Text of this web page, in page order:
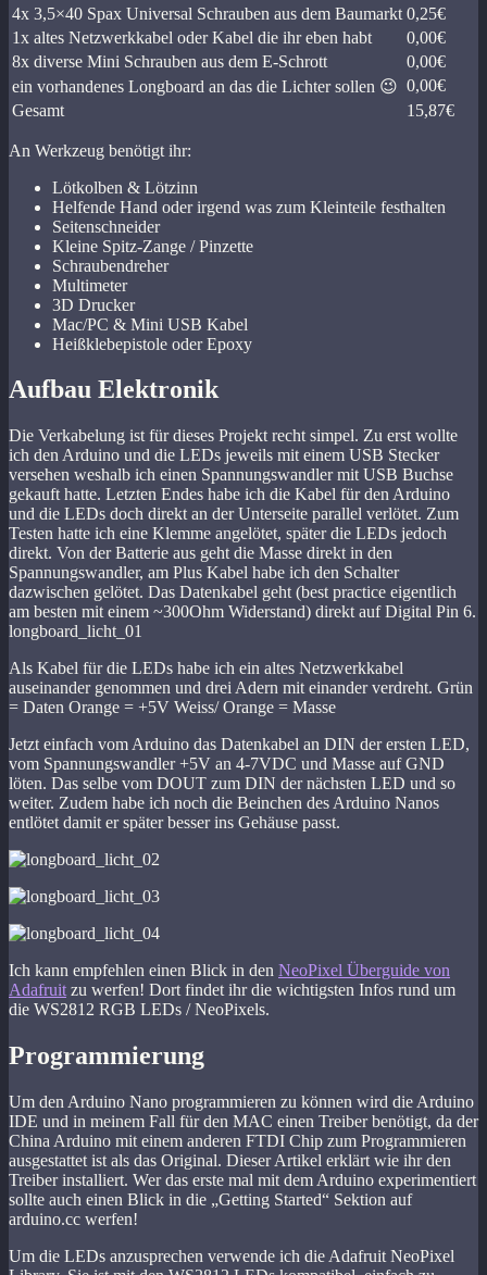
4x 3,5×40 Spax Universal Schrauben aus dem Baumarkt 0,25€
1x altes Netzwerkkabel oder Kabel die ihr eben habt
0,00€
8x diverse Mini Schrauben aus dem E-Schrott
0,00€
ein vorhandenes Longboard an das die Lichter sollen 😉 0,00€
Gesamt
15,87€
An Werkzeug benötigt ihr:
Lötkolben & Lötzinn
Helfende Hand oder irgend was zum Kleinteile festhalten
Seitenschneider
Kleine Spitz-Zange / Pinzette
Schraubendreher
Multimeter
3D Drucker
Mac/PC & Mini USB Kabel
Heißklebepistole oder Epoxy
Aufbau Elektronik
Die Verkabelung ist für dieses Projekt recht simpel. Zu erst wollte
ich den Arduino und die LEDs jeweils mit einem USB Stecker
versehen weshalb ich einen Spannungswandler mit USB Buchse
gekauft hatte. Letzten Endes habe ich die Kabel für den Arduino
und die LEDs doch direkt an der Unterseite parallel verlötet. Zum
Testen hatte ich eine Klemme angelötet, später die LEDs jedoch
direkt. Von der Batterie aus geht die Masse direkt in den
Spannungswandler, am Plus Kabel habe ich den Schalter
dazwischen gelötet. Das Datenkabel geht (best practice eigentlich
am besten mit einem ~300Ohm Widerstand) direkt auf Digital Pin 6.
longboard_licht_01
Als Kabel für die LEDs habe ich ein altes Netzwerkkabel
auseinander genommen und drei Adern mit einander verdreht. Grün
= Daten Orange = +5V Weiss/ Orange = Masse
Jetzt einfach vom Arduino das Datenkabel an DIN der ersten LED,
vom Spannungswandler +5V an 4-7VDC und Masse auf GND
löten. Das selbe vom DOUT zum DIN der nächsten LED und so
weiter. Zudem habe ich noch die Beinchen des Arduino Nanos
entlötet damit er später besser ins Gehäuse passt.
Ich kann empfehlen einen Blick in den NeoPixel Überguide von
Adafruit zu werfen! Dort findet ihr die wichtigsten Infos rund um
die WS2812 RGB LEDs / NeoPixels.
Programmierung
Um den Arduino Nano programmieren zu können wird die Arduino
IDE und in meinem Fall für den MAC einen Treiber benötigt, da der
China Arduino mit einem anderen FTDI Chip zum Programmieren
ausgestattet ist als das Original. Dieser Artikel erklärt wie ihr den
Treiber installiert. Wer das erste mal mit dem Arduino experimentiert
sollte auch einen Blick in die „Getting Started“ Sektion auf
arduino.cc werfen!
Um die LEDs anzusprechen verwende ich die Adafruit NeoPixel